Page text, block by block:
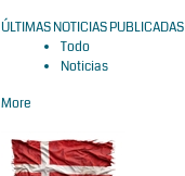
ÚLTIMAS NOTICIAS PUBLICADAS
Todo
Noticias
More